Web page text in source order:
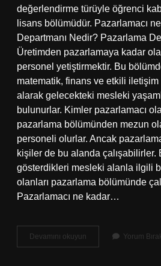
değerlendirme türüyle öğrenci
lisans bölümüdür. Pazarlamacı
Departmanı Nedir? Pazarlama
Üretimden pazarlamaya kadar
personel yetiştirmektir. Bu
matematik, finans ve etkili iletişim
alarak gelecekteki mesleki
bulunurlar. Kimler pazarlamacı
pazarlama bölümünden mezun
personeli olurlar. Ancak
kişiler de bu alanda çalışabilirler.
gösterdikleri mesleki alanla ilgili
olanları pazarlama bölümünde
Pazarlamacı ne kadar…
Devamını okuyun Pazarlamacı
Olmak
Yorum